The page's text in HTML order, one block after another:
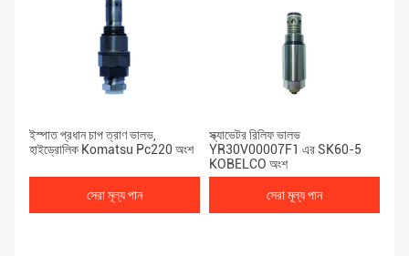
ইস্পাত প্রধান চাপ ত্রাণ ভালভ,
হাইড্রোলিক Komatsu Pc220 অংশ
সেরা মূল্য পান
স্ক্যাভেটর রিলিফ ভালভ
YR30V00007F1 এর SK60-5
KOBELCO অংশ
সেরা মূল্য পান